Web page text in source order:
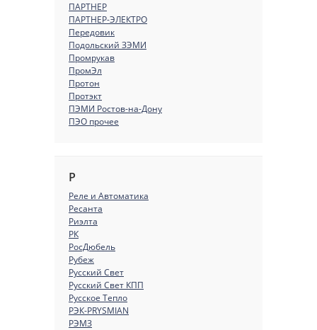
ПАРТНЕР
ПАРТНЕР-ЭЛЕКТРО
Передовик
Подольский ЗЭМИ
Промрукав
ПромЭл
Протон
Протэкт
ПЭМИ Ростов-на-Дону
ПЭО прочее
Р
Реле и Автоматика
Ресанта
Риэлта
РК
РосДюбель
Рубеж
Русский Свет
Русский Свет КПП
Русское Тепло
РЭК-PRYSMIAN
РЭМЗ